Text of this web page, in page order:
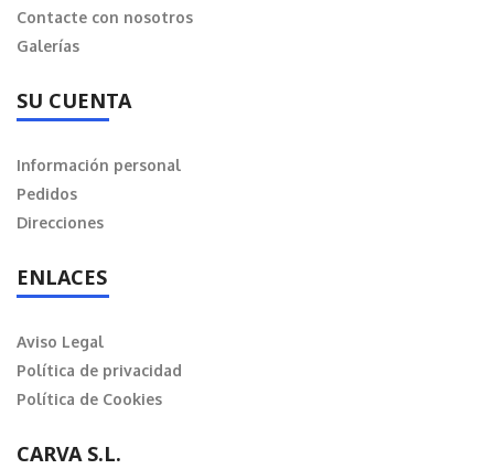
Contacte con nosotros
Galerías
SU CUENTA
Información personal
Pedidos
Direcciones
ENLACES
Aviso Legal
Política de privacidad
Política de Cookies
CARVA S.L.